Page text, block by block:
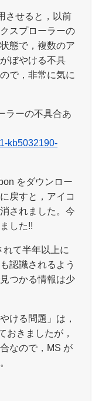
させると，以前
スプローラーの
態で，複数のア
ぼやける不具
で，非常に気に
ラーの不具合あ
kb5032190-
をダウンロー
戻すと，アイコ
されました。今
した!!
て半年以上に
認識されるよう
つかる情報は少
ける問題」は，
おきましたが，
なので，MS が